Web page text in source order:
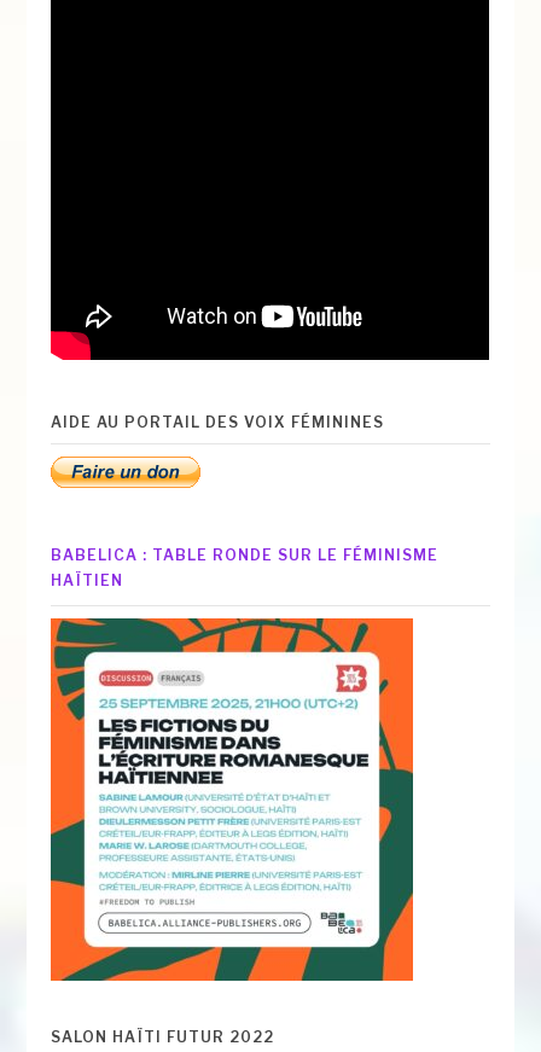
AIDE AU PORTAIL DES VOIX FÉMININES
BABELICA : TABLE RONDE SUR LE FÉMINISME
HAÏTIEN
SALON HAÏTI FUTUR 2022